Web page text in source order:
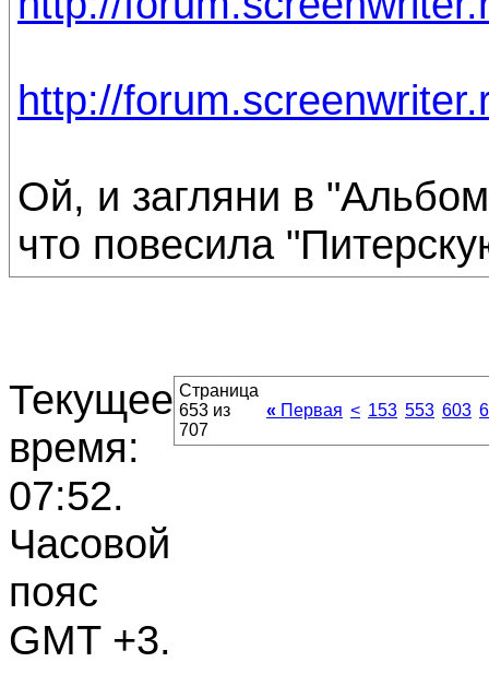
http://
Ой, и загляни в
что повесила
Текущее
время:
07:52.
Часовой
пояс
GMT +3.
Страница
653 из
707
« Первая < 153 553 603